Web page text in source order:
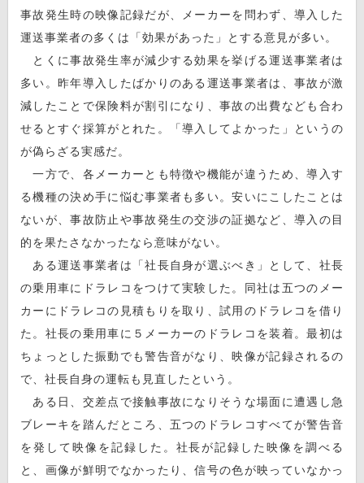
事故発生時の映像記録だが、メーカーを問わず、導入した
運送事業者の多くは「効果があった」とする意見が多い。
とくに事故発生率が減少する効果を挙げる運送事業者は
多い。昨年導入したばかりのある運送事業者は、事故が激
減したことで保険料が割引になり、事故の出費なども合わ
せるとすぐ採算がとれた。「導入してよかった」というの
が偽らざる実感だ。
一方で、各メーカーとも特徴や機能が違うため、導入す
る機種の決め手に悩む事業者も多い。安いにこしたことは
ないが、事故防止や事故発生の交渉の証拠など、導入の目
的を果たさなかったなら意味がない。
ある運送事業者は「社長自身が選ぶべき」として、社長
の乗用車にドラレコをつけて実験した。同社は五つのメー
カーにドラレコの見積もりを取り、試用のドラレコを借り
た。社長の乗用車に５メーカーのドラレコを装着。最初は
ちょっとした振動でも警告音がなり、映像が記録されるの
で、社長自身の運転も見直したという。
ある日、交差点で接触事故になりそうな場面に遭遇し急
ブレーキを踏んだところ、五つのドラレコすべてが警告音
を発して映像を記録した。社長が記録した映像を調べる
と、画像が鮮明でなかったり、信号の色が映っていなかっ